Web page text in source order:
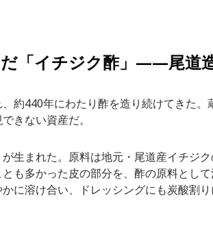
「イチジク酢」——尾道
約440年にわたり酢を造り続けてきた。
きない資産だ。
生まれた。原料は地元・尾道産イチジ
も多かった皮の部分を、酢の原料とし
に溶け合い、ドレッシングにも炭酸割